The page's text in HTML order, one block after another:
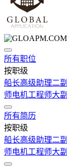
所有职位
按职级
船长高级助理二
师电机工程师大副
所有简历
按职级
船长高级助理二
师电机工程师大副